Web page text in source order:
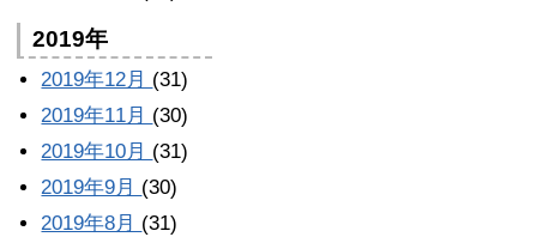
2019年
2019年12月 (31)
2019年11月 (30)
2019年10月 (31)
2019年9月 (30)
2019年8月 (31)